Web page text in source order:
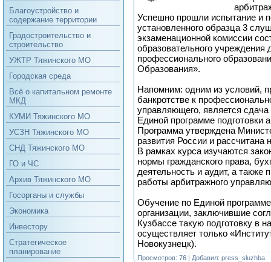
Благоустройство и
содержание территории
Градостроительство и
строительство
УЖТР Тяжинского МО
Городская среда
Всё о капитальном ремонте
МКД
КУМИ Тяжинского МО
УСЗН Тяжинского МО
СНД Тяжинского МО
ГО и ЧС
Архив Тяжинского МО
Госорганы и службы
Экономика
Инвестору
Стратегическое
планирование
Успешно прошли испытание и
установленного образца 3
экзаменационной комиссии
образовательного учреждения
профессионального
Образования».
Напомним: одним из условий,
банкротстве к
управляющего, является сдача
Единой программе
Программа утверждена
развития России и рассчитана
В рамках курса изучаются
нормы гражданского права,
деятельность и аудит, а также
работы арбитражного
Обучение по Единой
организации, заключившие
Кузбассе такую подготовку в
осуществляет только
Новокузнецк).
Просмотров: 76 | Добавил: press_sluzhba